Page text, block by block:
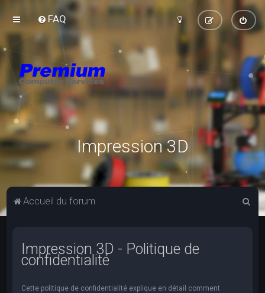
FAQ
Impression 3D
Accueil du forum
Impression 3D - Politique de
confidentialité
Cette politique de confidentialité explique en détail comment